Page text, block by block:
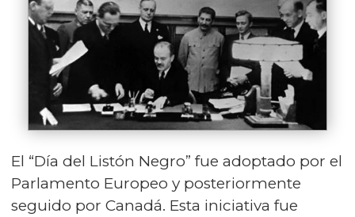
El “Día del Listón Negro” fue adoptado por el
Parlamento Europeo y posteriormente
seguido por Canadá. Esta iniciativa fue